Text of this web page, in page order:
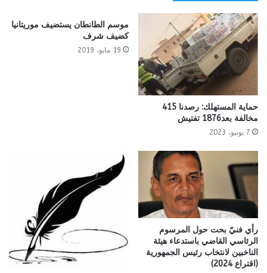
حماية المستهلك: رصدنا 415
مخالفة بعد1876 تفتيش
7 يونيو، 2023
موسم الطانطان يستضيف موريتانيا
كضيف شرف
19 مايو، 2019
رأي فنيّ بحت حول المرسوم
الرئاسي القاضي باستدعاء هيئة
الناخبين لانتخاب رئيس الجمهورية
(اقتراع 2024)